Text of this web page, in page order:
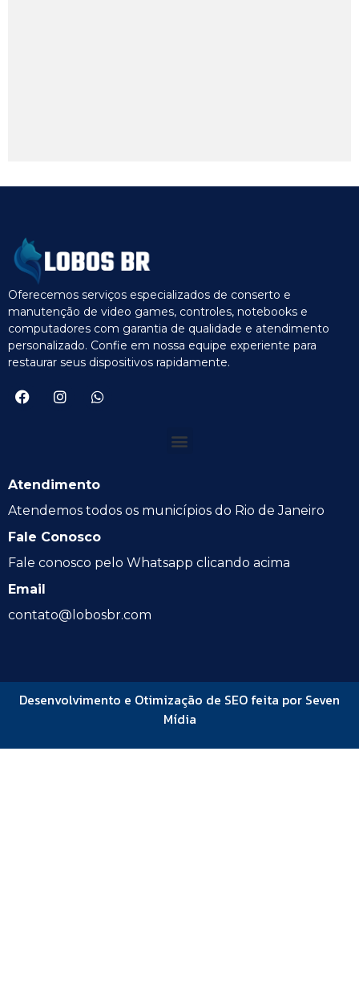
Oferecemos serviços especializados de conserto e
manutenção de video games, controles, notebooks e
computadores com garantia de qualidade e atendimento
personalizado. Confie em nossa equipe experiente para
restaurar seus dispositivos rapidamente.
Atendimento
Atendemos todos os municípios do Rio de Janeiro
Fale Conosco
Fale conosco pelo Whatsapp clicando acima
Email
contato@lobosbr.com
Desenvolvimento e Otimização de SEO feita por Seven
Mídia